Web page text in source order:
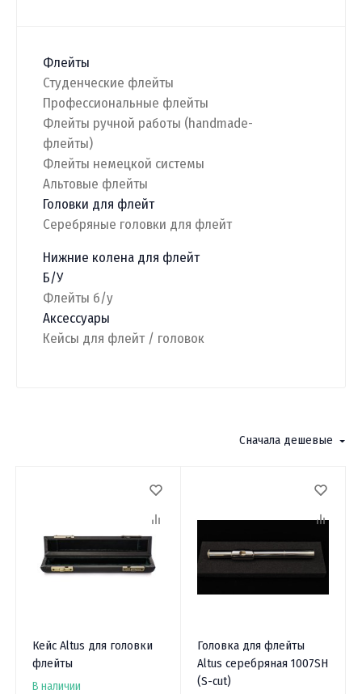
Флейты
Студенческие флейты
Профессиональные флейты
Флейты ручной работы (handmade-
флейты)
Флейты немецкой системы
Альтовые флейты
Головки для флейт
Серебряные головки для флейт
Нижние колена для флейт
Б/У
Флейты б/у
Аксессуары
Кейсы для флейт / головок
Сначала дешевые
Кейс Altus для головки
флейты
В наличии
Головка для флейты
Altus серебряная 1007SH
(S-cut)